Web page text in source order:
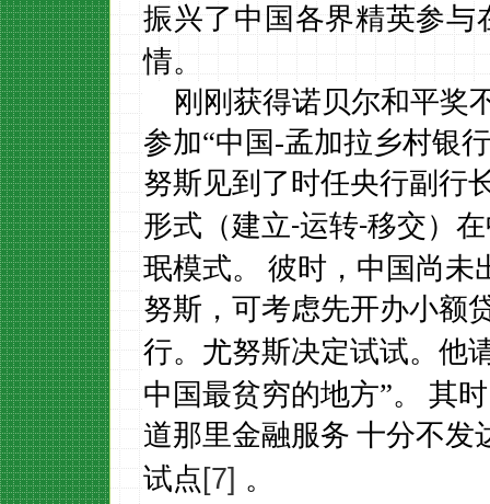
振兴了中国各界精英参与
情。
刚刚获得诺贝尔和平奖
参加“中国-孟加拉乡村银
努斯见到了时任央行副行
形式（建立-运转-移交）
珉模式。
彼时，中国尚未
努斯，可考虑先开办小额
行。 尤努斯决定试试。他
中国最贫穷的地方”。
其
道那里金融服务 十分不发
试点[7] 。